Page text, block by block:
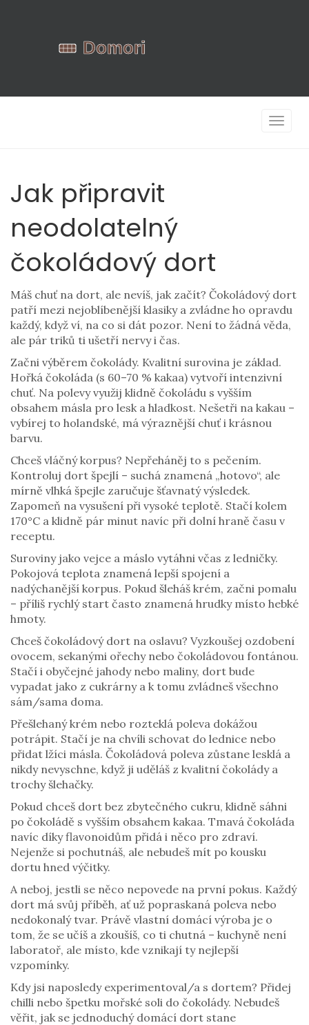
Jak připravit
neodolatelný
čokoládový dort
Máš chuť na dort, ale nevíš, jak začít? Čokoládový dort
patří mezi nejoblíbenější klasiky a zvládne ho opravdu
každý, když ví, na co si dát pozor. Není to žádná věda,
ale pár triků ti ušetří nervy i čas.
Začni výběrem čokolády. Kvalitní surovina je základ.
Hořká čokoláda (s 60–70 % kakaa) vytvoří intenzivní
chuť. Na polevy využij klidně čokoládu s vyšším
obsahem másla pro lesk a hladkost. Nešetři na kakau –
vybírej to holandské, má výraznější chuť i krásnou
barvu.
Chceš vláčný korpus? Nepřeháněj to s pečením.
Kontroluj dort špejlí – suchá znamená „hotovo“, ale
mírně vlhká špejle zaručuje šťavnatý výsledek.
Zapomeň na vysušení při vysoké teplotě. Stačí kolem
170°C a klidně pár minut navíc při dolní hraně času v
receptu.
Suroviny jako vejce a máslo vytáhni včas z ledničky.
Pokojová teplota znamená lepší spojení a
nadýchanější korpus. Pokud šleháš krém, začni pomalu
– příliš rychlý start často znamená hrudky místo hebké
hmoty.
Chceš čokoládový dort na oslavu? Vyzkoušej ozdobení
ovocem, sekanými ořechy nebo čokoládovou fontánou.
Stačí i obyčejné jahody nebo maliny, dort bude
vypadat jako z cukrárny a k tomu zvládneš všechno
sám/sama doma.
Přešlehaný krém nebo rozteklá poleva dokážou
potrápit. Stačí je na chvíli schovat do lednice nebo
přidat lžíci másla. Čokoládová poleva zůstane lesklá a
nikdy nevyschne, když ji uděláš z kvalitní čokolády a
trochy šlehačky.
Pokud chceš dort bez zbytečného cukru, klidně sáhni
po čokoládě s vyšším obsahem kakaa. Tmavá čokoláda
navíc díky flavonoidům přidá i něco pro zdraví.
Nejenže si pochutnáš, ale nebudeš mít po kousku
dortu hned výčitky.
A neboj, jestli se něco nepovede na první pokus. Každý
dort má svůj příběh, ať už popraskaná poleva nebo
nedokonalý tvar. Právě vlastní domácí výroba je o
tom, že se učíš a zkoušíš, co ti chutná – kuchyně není
laboratoř, ale místo, kde vznikají ty nejlepší
vzpomínky.
Kdy jsi naposledy experimentoval/a s dortem? Přidej
chilli nebo špetku mořské soli do čokolády. Nebudeš
věřit, jak se jednoduchý domácí dort stane